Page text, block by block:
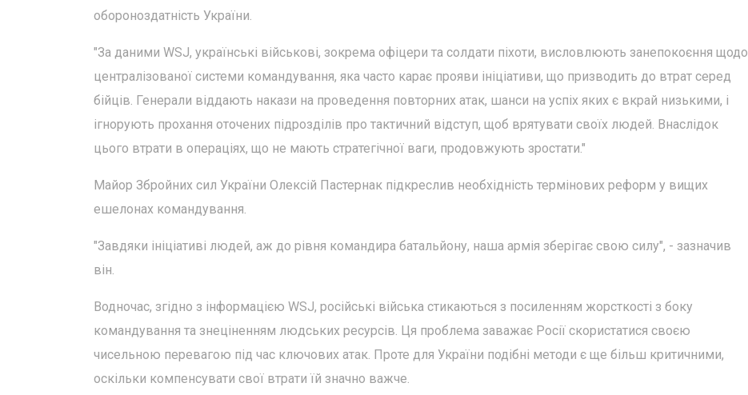
обороноздатність України.
"За даними WSJ, українські військові, зокрема офіцери та солдати піхоти, висловлюють занепокоєння щодо
централізованої системи командування, яка часто карає прояви ініціативи, що призводить до втрат серед
бійців. Генерали віддають накази на проведення повторних атак, шанси на успіх яких є вкрай низькими, і
ігнорують прохання оточених підрозділів про тактичний відступ, щоб врятувати своїх людей. Внаслідок
цього втрати в операціях, що не мають стратегічної ваги, продовжують зростати."
Майор Збройних сил України Олексій Пастернак підкреслив необхідність термінових реформ у вищих
ешелонах командування.
"Завдяки ініціативі людей, аж до рівня командира батальйону, наша армія зберігає свою силу", - зазначив
він.
Водночас, згідно з інформацією WSJ, російські війська стикаються з посиленням жорсткості з боку
командування та знеціненням людських ресурсів. Ця проблема заважає Росії скористатися своєю
чисельною перевагою під час ключових атак. Проте для України подібні методи є ще більш критичними,
оскільки компенсувати свої втрати їй значно важче.